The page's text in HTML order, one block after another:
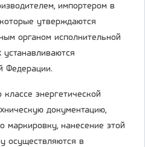
импортером в
утверждаются
органом исполнительной
устанавливаются
Федерации.
энергетической
документацию,
маркировку, нанесение этой
осуществляются в